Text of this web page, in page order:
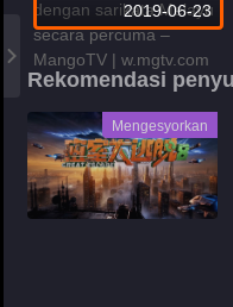
2019-06-23
Rekomendasi
Mengesyorkan